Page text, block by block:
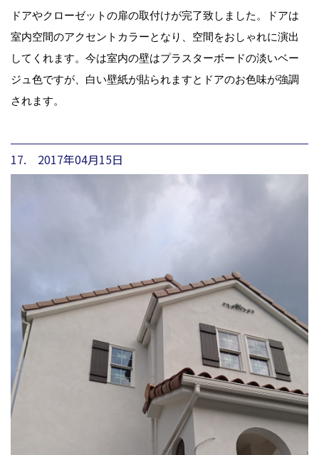
ドアやクローゼットの扉の取付けが完了致しました。ドアは
室内空間のアクセントカラーとなり、空間をおしゃれに演出
してくれます。今は室内の壁はプラスターボードの淡いベー
ジュ色ですが、白い壁紙が貼られますとドアのお色味が強調
されます。
17. 2017年04月15日